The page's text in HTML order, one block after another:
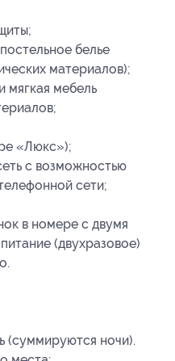
белье
материалов);
мягкая мебель
«Люкс»);
с возможностью
сети;
в номере с двумя
(двухразовое)
(суммируются ночи).